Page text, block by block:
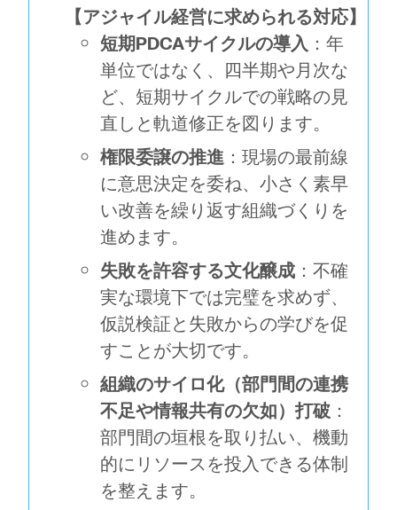
【アジャイル経営に求められる対応】
短期PDCAサイクルの導入 ：年
単位ではなく、四半期や月次な
ど、短期サイクルでの戦略の見
直しと軌道修正を図ります。
権限委譲の推進 ：現場の最前線
に意思決定を委ね、小さく素早
い改善を繰り返す組織づくりを
進めます。
失敗を許容する文化醸成 ：不確
実な環境下では完璧を求めず、
仮説検証と失敗からの学びを促
すことが大切です。
組織のサイロ化（部門間の連携
不足や情報共有の欠如）打破：
部門間の垣根を取り払い、機動
的にリソースを投入できる体制
を整えます。